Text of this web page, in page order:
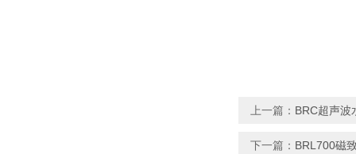
上一篇： BRC超声波
下一篇： BRL700磁